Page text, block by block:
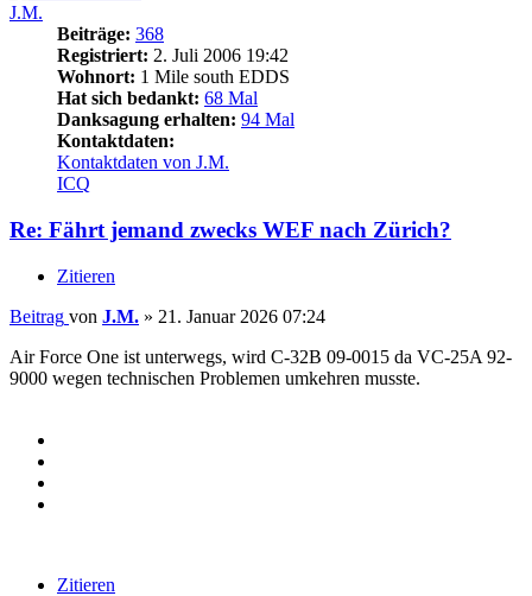
J.M.
Beiträge: 368
Registriert: 2. Juli 2006 19:42
Wohnort: 1 Mile south EDDS
Hat sich bedankt: 68 Mal
Danksagung erhalten: 94 Mal
Kontaktdaten:
Kontaktdaten von J.M.
ICQ
Re: Fährt jemand zwecks WEF nach Zürich?
Zitieren
Beitrag von J.M. » 21. Januar 2026 07:24
Air Force One ist unterwegs, wird C-32B 09-0015 da VC-25A 92-
9000 wegen technischen Problemen umkehren musste.
Zitieren